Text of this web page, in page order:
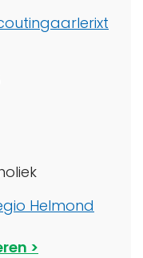
Helmond